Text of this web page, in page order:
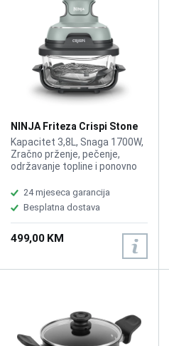
29,8cm, Težina 5,17kg
NINJA Friteza Crispi Stone
4u1 Mint FN101EUSG
Kapacitet 3,8L, Snaga 1700W,
Zračno prženje, pečenje,
održavanje topline i ponovno
°C, Ninja TempWare – staklene
posude otporne na toplinske
šokove koje ne sadrže PFAS,
Kuhanje sa malo ili nimalo ulja,
Zaštita površina od topline,
Dijelovi perivi u perilici posuđa i
24 mjeseca garancija
Besplatna dostava
499,00 KM